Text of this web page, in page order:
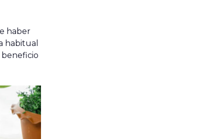
haber
habitual